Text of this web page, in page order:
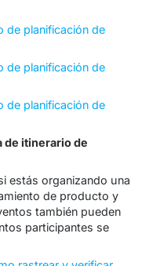
de planificación de
de planificación de
de planificación de
de itinerario de
estás organizando una
de producto y
también pueden
participantes se